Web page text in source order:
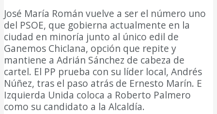
José María Román vuelve a ser el número uno
del PSOE, que gobierna actualmente en la
ciudad en minoría junto al único edil de
Ganemos Chiclana, opción que repite y
mantiene a Adrián Sánchez de cabeza de
cartel. El PP prueba con su líder local, Andrés
Núñez, tras el paso atrás de Ernesto Marín. E
Izquierda Unida coloca a Roberto Palmero
como su candidato a la Alcaldía.